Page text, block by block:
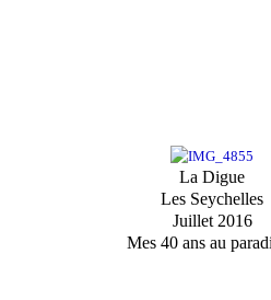
La Digue
Les Seychelles
Juillet 2016
Mes 40 ans au